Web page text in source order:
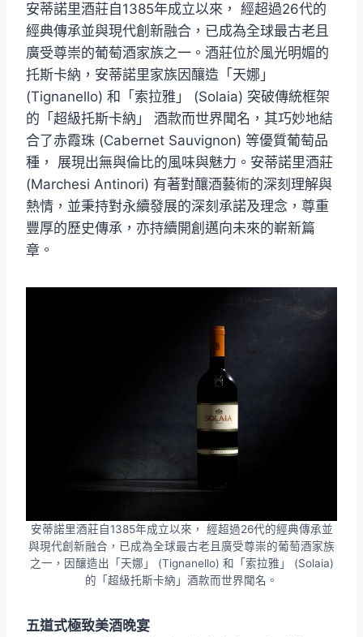
安蒂諾里酒莊自1385年成立以來， 經超過26代的
經典傳承並與現代創新融合，已成為全球最古老且
廣受尊崇的葡萄酒家族之一。酒莊位於風光明媚的
托斯卡納，安蒂諾里家族因釀造「天娜」
(Tignanello) 和「索拉雅」 (Solaia) 突破傳統框架
的「超級托斯卡納」 酒款而世界聞名，其巧妙地結
合了赤霞珠 (Cabernet Sauvignon) 等優質葡萄品
種， 展現出無與倫比的風味與魅力。安蒂諾里酒莊
(Marchesi Antinori) 有著對釀酒藝術的深刻理解與
熱情，並秉持對永續發展的深刻承諾及理念，尊重
豐厚的歷史傳承，亦持續開創邁向未來的嶄新篇
章。
安蒂諾里酒莊自1385年成立以來， 經超過26代的經典傳承並
與現代創新融合，已成為全球最古老且廣受尊崇的葡萄酒家族
之一，因釀造出「天娜」 (Tignanello) 和「索拉雅」 (Solaia)
的「超級托斯卡納」酒款而世界聞名。
五道式極致美酒晚宴